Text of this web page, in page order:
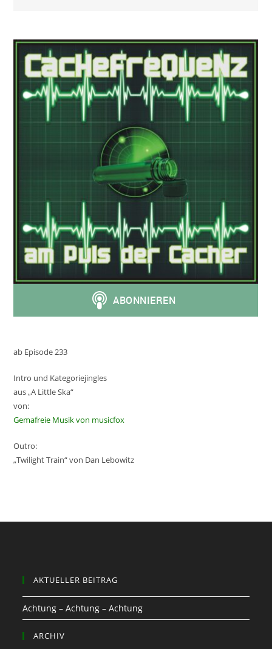
ab Episode 233
Intro und Kategoriejingles
aus „A Little Ska“
von:
Gemafreie Musik von musicfox
Outro:
„Twilight Train“ von Dan Lebowitz
AKTUELLER BEITRAG
Achtung – Achtung – Achtung
ARCHIV